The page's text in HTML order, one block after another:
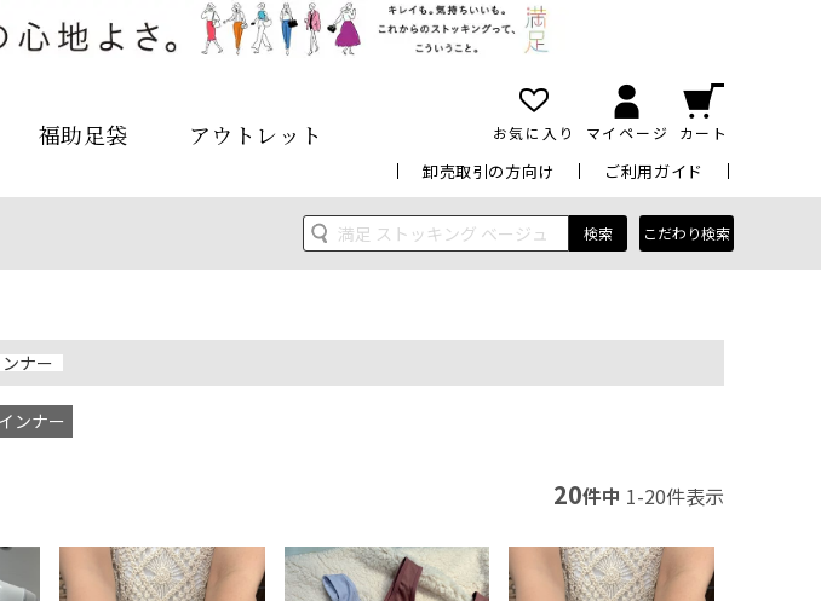
福助足袋 アウトレット お気に入り マイページ カート
卸売取引の方向け ご利用ガイド
検索 こだわり検索
ナー
ンナー
20件中 1-20件表示